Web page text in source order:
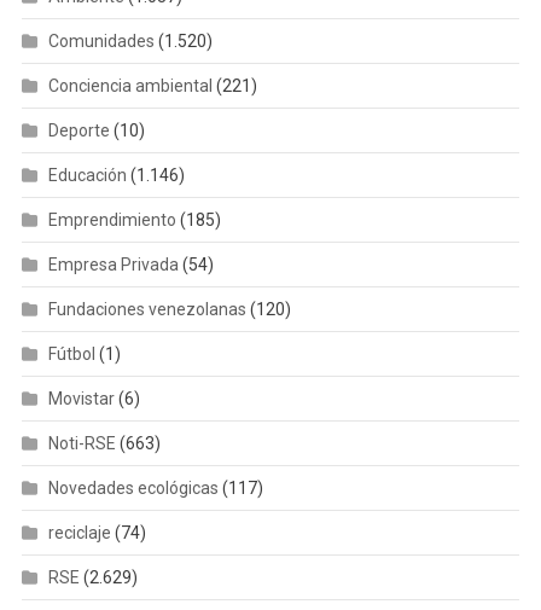
Comunidades (1.520)
Conciencia ambiental (221)
Deporte (10)
Educación (1.146)
Emprendimiento (185)
Empresa Privada (54)
Fundaciones venezolanas (120)
Fútbol (1)
Movistar(6)
Noti-RSE (663)
Novedades ecológicas (117)
reciclaje (74)
RSE (2.629)